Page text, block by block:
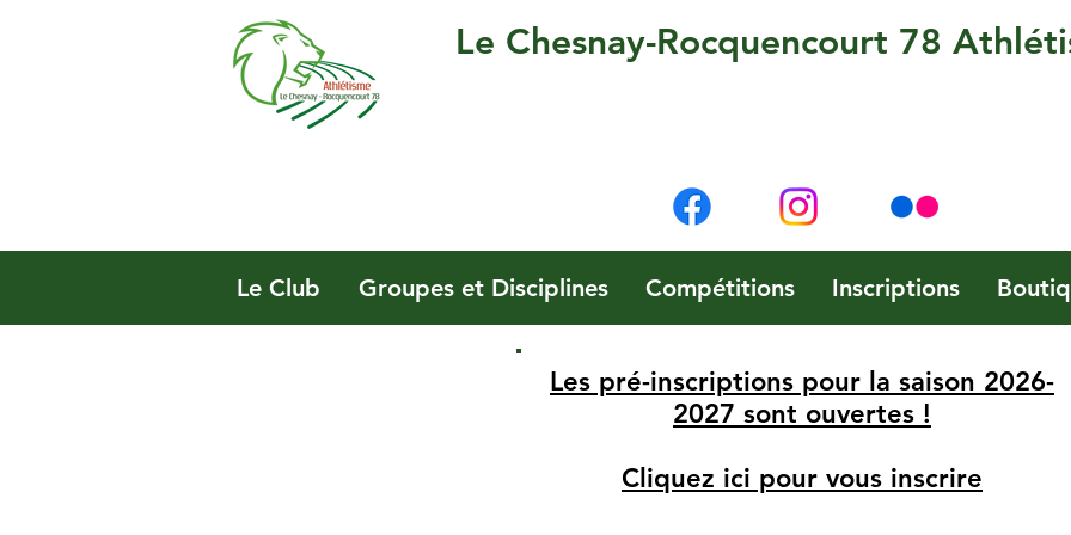
Le Chesnay-Rocquencourt 78
Le Club Groupes et Disciplines Compétitions Inscriptions
Les pré-inscriptions pour la saison 2026-
2027 sont ouvertes !
Cliquez ici pour vous inscrire